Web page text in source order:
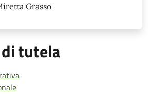
Grasso
tutela